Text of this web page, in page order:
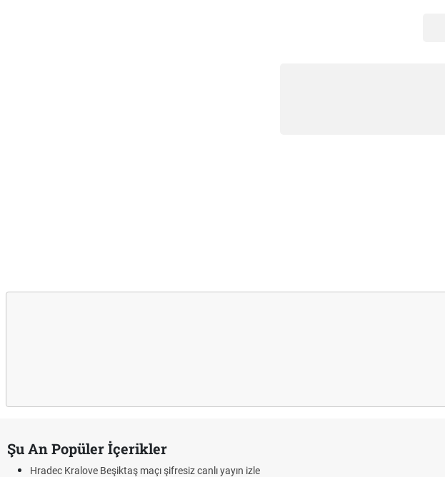
Şu An Popüler İçerikler
Hradec Kralove Beşiktaş maçı şifresiz canlı yayın izle